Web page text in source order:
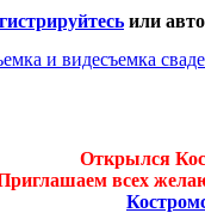
или
Открылся
всех